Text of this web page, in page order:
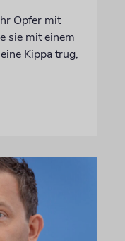
Opfer mit
sie mit einem
Kippa trug,